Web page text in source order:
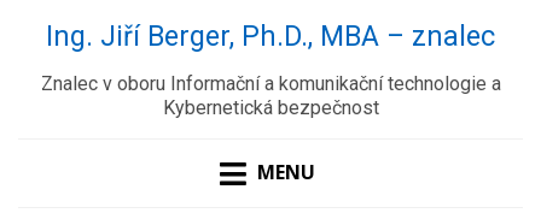
Ing. Jiří Berger, Ph.D., MBA – znalec
Znalec v oboru Informační a komunikační technologie a
Kybernetická bezpečnost
MENU